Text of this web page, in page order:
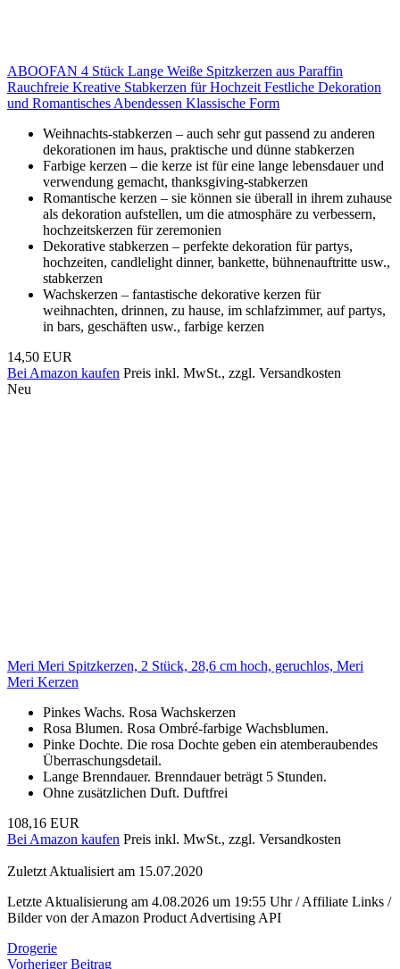
ABOOFAN 4 Stück Lange Weiße Spitzkerzen aus Paraffin
Rauchfreie Kreative Stabkerzen für Hochzeit Festliche Dekoration
und Romantisches Abendessen Klassische Form
Weihnachts-stabkerzen – auch sehr gut passend zu anderen
dekorationen im haus, praktische und dünne stabkerzen
Farbige kerzen – die kerze ist für eine lange lebensdauer und
verwendung gemacht, thanksgiving-stabkerzen
Romantische kerzen – sie können sie überall in ihrem zuhause
als dekoration aufstellen, um die atmosphäre zu verbessern,
hochzeitskerzen für zeremonien
Dekorative stabkerzen – perfekte dekoration für partys,
hochzeiten, candlelight dinner, bankette, bühnenauftritte usw.,
stabkerzen
Wachskerzen – fantastische dekorative kerzen für
weihnachten, drinnen, zu hause, im schlafzimmer, auf partys,
in bars, geschäften usw., farbige kerzen
14,50 EUR
Bei Amazon kaufen Preis inkl. MwSt., zzgl. Versandkosten
Neu
Meri Meri Spitzkerzen, 2 Stück, 28,6 cm hoch, geruchlos, Meri
Meri Kerzen
Pinkes Wachs. Rosa Wachskerzen
Rosa Blumen. Rosa Ombré-farbige Wachsblumen.
Pinke Dochte. Die rosa Dochte geben ein atemberaubendes
Überraschungsdetail.
Lange Brenndauer. Brenndauer beträgt 5 Stunden.
Ohne zusätzlichen Duft. Duftfrei
108,16 EUR
Bei Amazon kaufen Preis inkl. MwSt., zzgl. Versandkosten
Zuletzt Aktualisiert am 15.07.2020
Letzte Aktualisierung am 4.08.2026 um 19:55 Uhr / Affiliate Links /
Bilder von der Amazon Product Advertising API
Drogerie
Vorheriger Beitrag